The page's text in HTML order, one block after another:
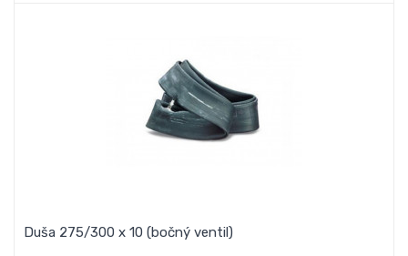
Duša 275/300 x 10 (bočný ventil)